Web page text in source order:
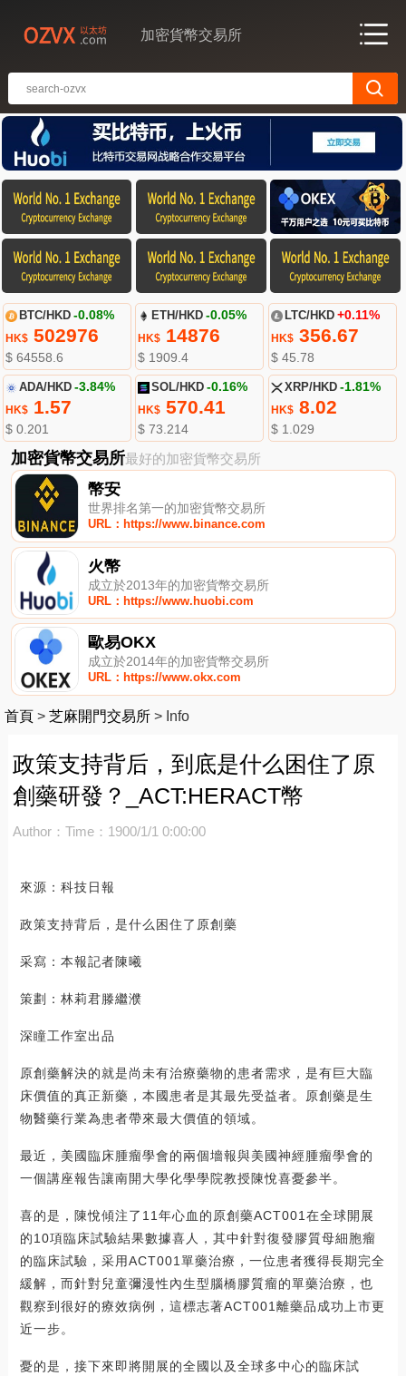
加密貨幣交易所
BTC/HKD -0.08%
HK$502976
$ 64558.6
ETH/HKD -0.05%
HK$ 14876
$ 1909.4
LTC/HKD +0.11%
HK$356.67
$ 45.78
ADA/HKD -3.84%
HK$1.57
$ 0.201
SOL/HKD -0.16%
HK$ 570.41
$ 73.214
XRP/HKD -1.81%
HK$8.02
$ 1.029
加密貨幣交易所最好的加密貨幣交易所
幣安
世界排名第一的加密貨幣交易所
URL：https://www.binance.com
火幣
成立於2013年的加密貨幣交易所
URL：https://www.huobi.com
歐易OKX
成立於2014年的加密貨幣交易所
URL：https://www.okx.com
首頁 > 芝麻開門交易所 > Info
政策支持背后，到底是什么困住了原
創藥研發？_ACT:HERACT幣
Author： Time：1900/1/1 0:00:00
來源：科技日報
政策支持背后，是什么困住了原創藥
采寫：本報記者陳曦
策劃：林莉君滕繼濮
深瞳工作室出品
原創藥解決的就是尚未有治療藥物的患者需求，是有巨大臨
床價值的真正新藥，本國患者是其最先受益者。原創藥是生
物醫藥行業為患者帶來最大價值的領域。
最近，美國臨床腫瘤學會的兩個墻報與美國神經腫瘤學會的
一個講座報告讓南開大學化學學院教授陳悅喜憂參半。
喜的是，陳悅傾注了11年心血的原創藥ACT001在全球開展
的10項臨床試驗結果數據喜人，其中針對復發膠質母細胞瘤
的臨床試驗，采用ACT001單藥治療，一位患者獲得長期完全
緩解，而針對兒童彌漫性內生型腦橋膠質瘤的單藥治療，也
觀察到很好的療效病例，這標志著ACT001離藥品成功上市更
近一步。
憂的是，接下來即將開展的全國以及全球多中心的臨床試